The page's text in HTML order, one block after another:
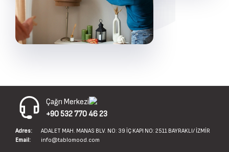
Çağrı Merkezi
+90 532 770 46 23
Adres:
ADALET MAH. MANAS BLV. NO: 39 İÇ KAPI NO: 2511 BAYRAKLI/ İZMİR
Email:
info@tablomood.com